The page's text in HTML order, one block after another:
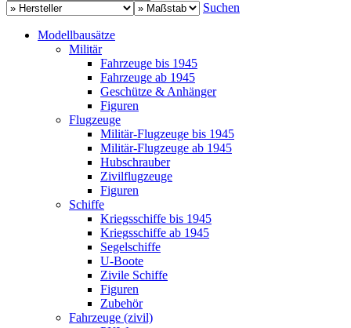
Suchen
Modellbausätze
Militär
Fahrzeuge bis 1945
Fahrzeuge ab 1945
Geschütze & Anhänger
Figuren
Flugzeuge
Militär-Flugzeuge bis 1945
Militär-Flugzeuge ab 1945
Hubschrauber
Zivilflugzeuge
Figuren
Schiffe
Kriegsschiffe bis 1945
Kriegsschiffe ab 1945
Segelschiffe
U-Boote
Zivile Schiffe
Figuren
Zubehör
Fahrzeuge (zivil)